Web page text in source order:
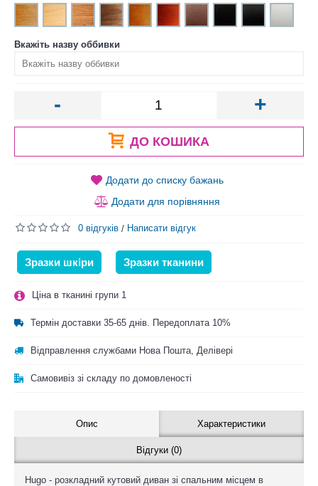
Вкажіть назву оббивки
- +
ДО КОШИКА
Додати до списку бажань
Додати для порівняння
0 відгуків / Написати відгук
Зразки шкіри Зразки тканини
Ціна в тканині групи 1
Термін доставки 35-65 днів. Передоплата 10%
Відправлення службами Нова Пошта, Делівері
Самовивіз зі складу по домовленості
Опис Характеристики
Відгуки (0)
Hugo - розкладний кутовий диван зі спальним місцем в